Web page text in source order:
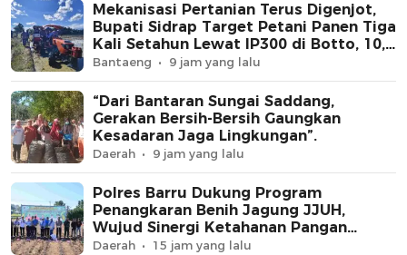
Mekanisasi Pertanian Terus Digenjot,
Bupati Sidrap Target Petani Panen Tiga
Kali Setahun Lewat IP300 di Botto, 10,5
Hektare Sawah Langsung Diolah
dengan Rotavator dan Traktor
Bantaeng 9 jam yang lalu
“Dari Bantaran Sungai Saddang,
Gerakan Bersih-Bersih Gaungkan
Kesadaran Jaga Lingkungan”.
Daerah 9 jam yang lalu
Polres Barru Dukung Program
Penangkaran Benih Jagung JJUH,
Wujud Sinergi Ketahanan Pangan
Nasional
Daerah 15 jam yang lalu